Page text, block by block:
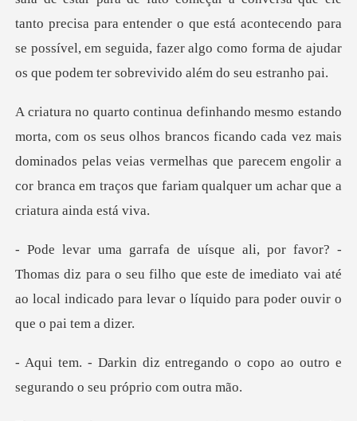
tanto precisa para entender o que está acontecendo para
se possível, em segu
rancos ficando cada vez mais
dominados pelas veias vermelhas que parecem engolir
para o seu filho que este de imediato vai até
ao local indicad
gando o copo ao outro e
segura